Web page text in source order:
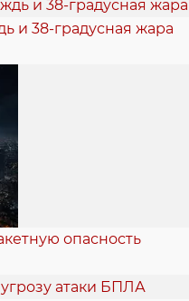
и 38-градусная жара
опасность